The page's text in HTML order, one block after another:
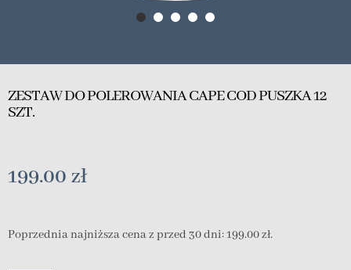
ZESTAW DO POLEROWANIA CAPE COD PUSZKA 12
SZT.
199.00 zł
Poprzednia najniższa cena z przed 30 dni:199.00zł.